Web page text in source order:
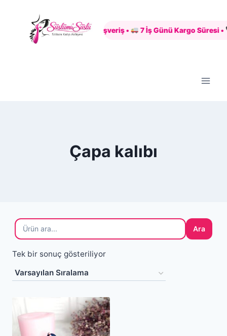
content
Güvenli Alışveriş • 7 İş Günü Kargo Süresi •
Çapa kalıbı
Ara
Tek bir sonuç gösteriliyor